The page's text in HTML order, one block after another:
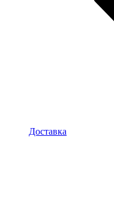
Доставка